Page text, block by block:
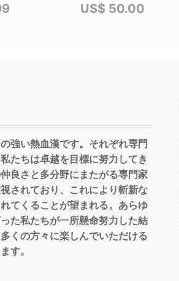
US$ 50.00
強い熱血漢です。それぞれ専門
たちは卓越を目標に努力してき
良さと多分野にまたがる専門家
されており、これにより斬新な
てくることが望まれる。あらゆ
た私たちが一所懸命努力した結
くの方々に楽しんでいただける
す。